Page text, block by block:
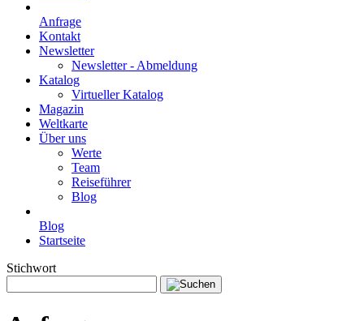
Anfrage
Kontakt
Newsletter
Newsletter - Abmeldung
Katalog
Virtueller Katalog
Magazin
Weltkarte
Über uns
Werte
Team
Reiseführer
Blog
Blog
Startseite
Stichwort